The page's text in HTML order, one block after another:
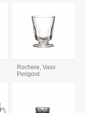
Rochere, Vaso
Perigord